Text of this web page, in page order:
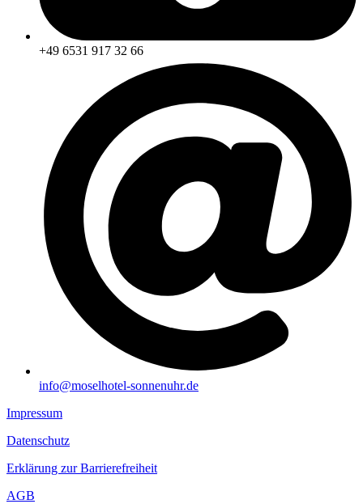
+49 6531 917 32 66
info@moselhotel-sonnenuhr.de
Impressum
Datenschutz
Erklärung zur Barrierefreiheit
AGB